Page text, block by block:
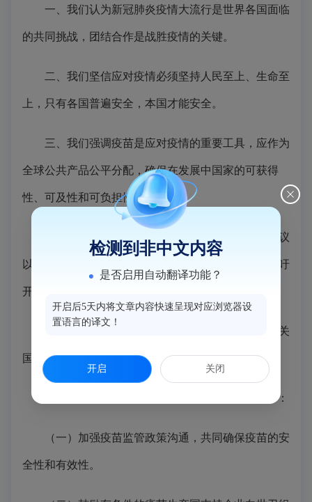
一、我们认为新冠肺炎疫情大流行是世界各国面临
的共同挑战，团结合作是战胜疫情的关键。
二、我们坚信应对疫情必须坚持人民至上、生命至
上，只有各国普遍安全，本国才能安全。
三、我们强调疫苗是应对疫情的重要工具，应作为
全球公共产品公平分配，确保在发展中国家的可获得
性、可及性和可负担性。
四、我们忆及联合国大会及世界卫生大会有关决议
以及联合国《全球公平获得新冠疫苗政治宣言》，呼吁
开展开放、公平、非歧视的国际疫苗合作。
五、我们赞赏联合国系统特别是世卫组织以及有关
国家之间开展疫苗合作的努力。
六、我们倡导“一带一路”合作伙伴聚焦以下合作：
（一）加强疫苗监管政策沟通，共同确保疫苗的安
全性和有效性。
检测到非中文内容
是否启用自动翻译功能？
开启后5天内将文章内容快速呈现对应浏览器设
置语言的译文！
开启 关闭